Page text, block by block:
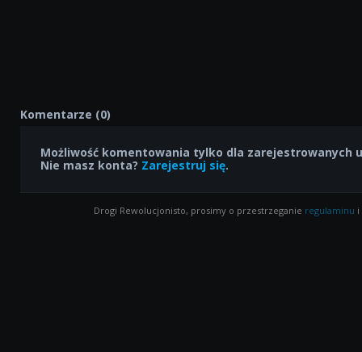
Komentarze (0)
Możliwość komentowania tylko dla zarejestrowanych
Nie masz konta? Zarejestruj się.
Drogi Rewolucjonisto, prosimy o przestrzeganie regulaminu i